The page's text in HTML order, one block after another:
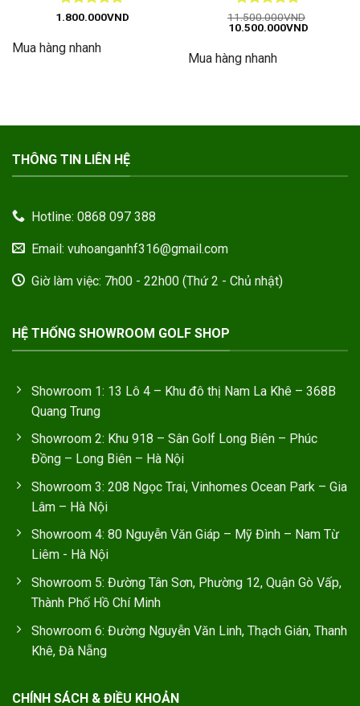
Được xếp
sao
1.800.000VND
Mua hàng nhanh
Được xếp
hạng55
11.500.000VND
Giá
11.500.000VND.
10.500.000VNDGiá
Mua hàng nhanh
THÔNG TIN LIÊN HỆ
Hotline: 0868 097 388
Email: vuhoanganhf316@gmail.com
Giờ làm việc: 7h00 - 22h00 (Thứ 2 - Chủ nhật)
HỆ THỐNG SHOWROOM GOLF SHOP
Showroom 1: 13 Lô 4 – Khu đô thị Nam La Khê – 368B
Quang Trung
Showroom 2: Khu 918 – Sân Golf Long Biên – Phúc
Đồng – Long Biên – Hà Nội
Showroom 3: 208 Ngọc Trai, Vinhomes Ocean Park – Gia
Lâm – Hà Nội
Showroom 4: 80 Nguyễn Văn Giáp – Mỹ Đình – Nam Từ
Liêm - Hà Nội
Showroom 5: Đường Tân Sơn, Phường 12, Quận Gò Vấp,
Thành Phố Hồ Chí Minh
Showroom 6: Đường Nguyễn Văn Linh, Thạch Gián, Thanh
Khê, Đà Nẵng
CHÍNH SÁCH & ĐIỀU KHOẢN